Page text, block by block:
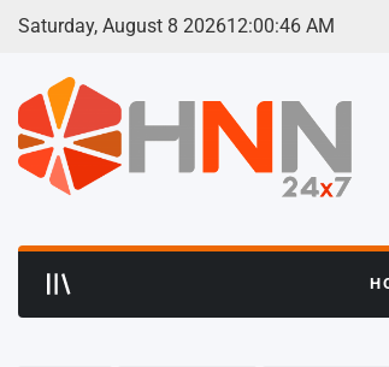
Skip
Saturday, August 8 202612:00:47 AM